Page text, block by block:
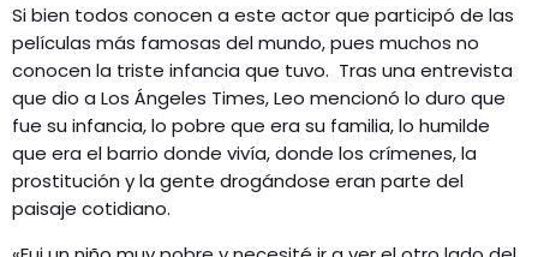
Si bien todos conocen a este actor que participó de las
películas más famosas del mundo, pues muchos no
conocen la triste infancia que tuvo. Tras una entrevista
que dio a Los Ángeles Times, Leo mencionó lo duro que
fue su infancia, lo pobre que era su familia, lo humilde
que era el barrio donde vivía, donde los crímenes, la
prostitución y la gente drogándose eran parte del
paisaje cotidiano.